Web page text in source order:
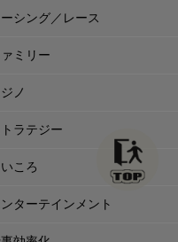
ーシング／レース
ミリー
ノ
ラテジー
ころ
ターテインメント